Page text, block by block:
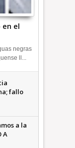
en el
negras
ll...
fallo
a la
A